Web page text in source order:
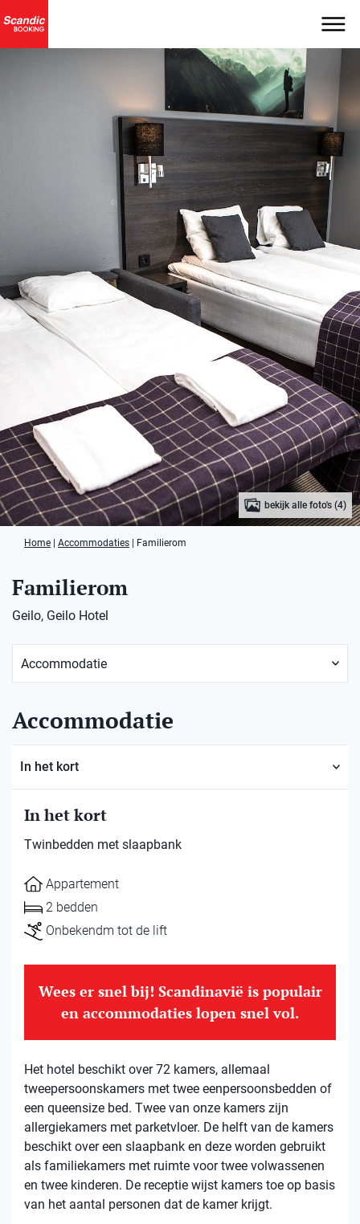
bekijk alle foto's (4)
Home Accommodaties Familierom
Familierom
Geilo, Geilo Hotel
Accommodatie
In het kort
In het kort
Twinbedden met slaapbank
Appartement
2 bedden
Onbekendm tot de lift
Wees er snel bij! Scandinavië is populair
en accommodaties lopen snel vol.
Het hotel beschikt over 72 kamers, allemaal
tweepersoonskamers met twee eenpersoonsbedden of
een queensize bed. Twee van onze kamers zijn
allergiekamers met parketvloer. De helft van de kamers
beschikt over een slaapbank en deze worden gebruikt
als familiekamers met ruimte voor twee volwassenen
en twee kinderen. De receptie wijst kamers toe op basis
van het aantal personen dat de kamer krijgt.